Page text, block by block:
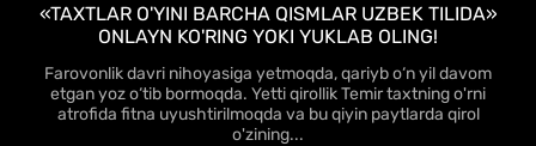
«TAXTLAR O'YINI BARCHA QISMLAR UZBEK TILIDA»
ONLAYN KO'RING YOKI YUKLAB OLING!
Farovonlik davri nihoyasiga yetmoqda, qariyb o‘n yil davom
etgan yoz o‘tib bormoqda. Yetti qirollik Temir taxtning o'rni
atrofida fitna uyushtirilmoqda va bu qiyin paytlarda qirol
o'zining...